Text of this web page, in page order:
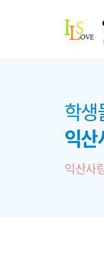
학생
익산
익산사